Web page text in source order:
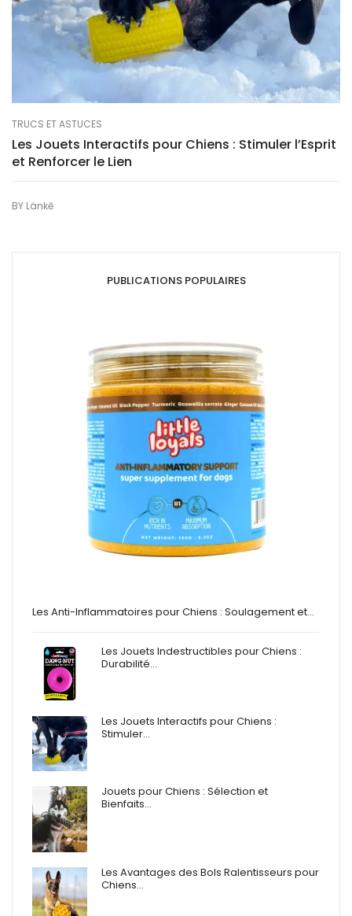
TRUCS ET ASTUCES
Les Jouets Interactifs pour Chiens : Stimuler l’Esprit
et Renforcer le Lien
BY Länkē
PUBLICATIONS POPULAIRES
Les Anti-Inflammatoires pour Chiens : Soulagement et…
Les Jouets Indestructibles pour Chiens :
Durabilité…
Les Jouets Interactifs pour Chiens :
Stimuler…
Jouets pour Chiens : Sélection et
Bienfaits…
Les Avantages des Bols Ralentisseurs pour
Chiens…